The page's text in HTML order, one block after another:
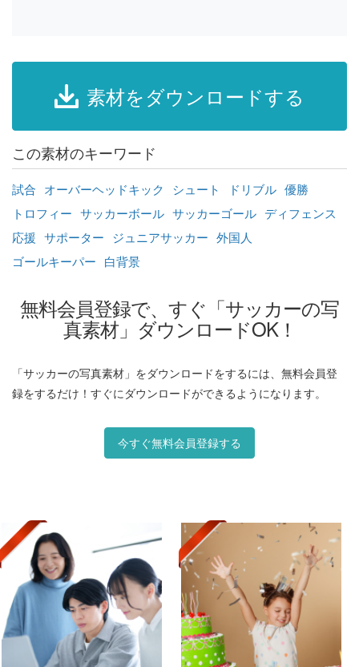
素材をダウンロードする
この素材のキーワード
試合 オーバーヘッドキック シュート ドリブル 優勝
トロフィー サッカーボール サッカーゴール ディフェンス
応援 サポーター ジュニアサッカー 外国人
ゴールキーパー 白背景
無料会員登録で、すぐ「サッカーの写
真素材」ダウンロードOK！
「サッカーの写真素材」をダウンロードをするには、無料会員登
録をするだけ！すぐにダウンロードができるようになります。
今すぐ無料会員登録する